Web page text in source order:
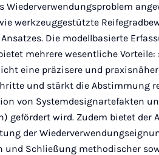
Wiederverwendungsproblem
werkzeuggestützte
Die modellbasierte
mehrere wesentliche
eine präzisere und
und stärkt die Abstimmung
von Systemdesignartefakten
gefördert wird. Zudem bietet der
der
Schließung methodischer